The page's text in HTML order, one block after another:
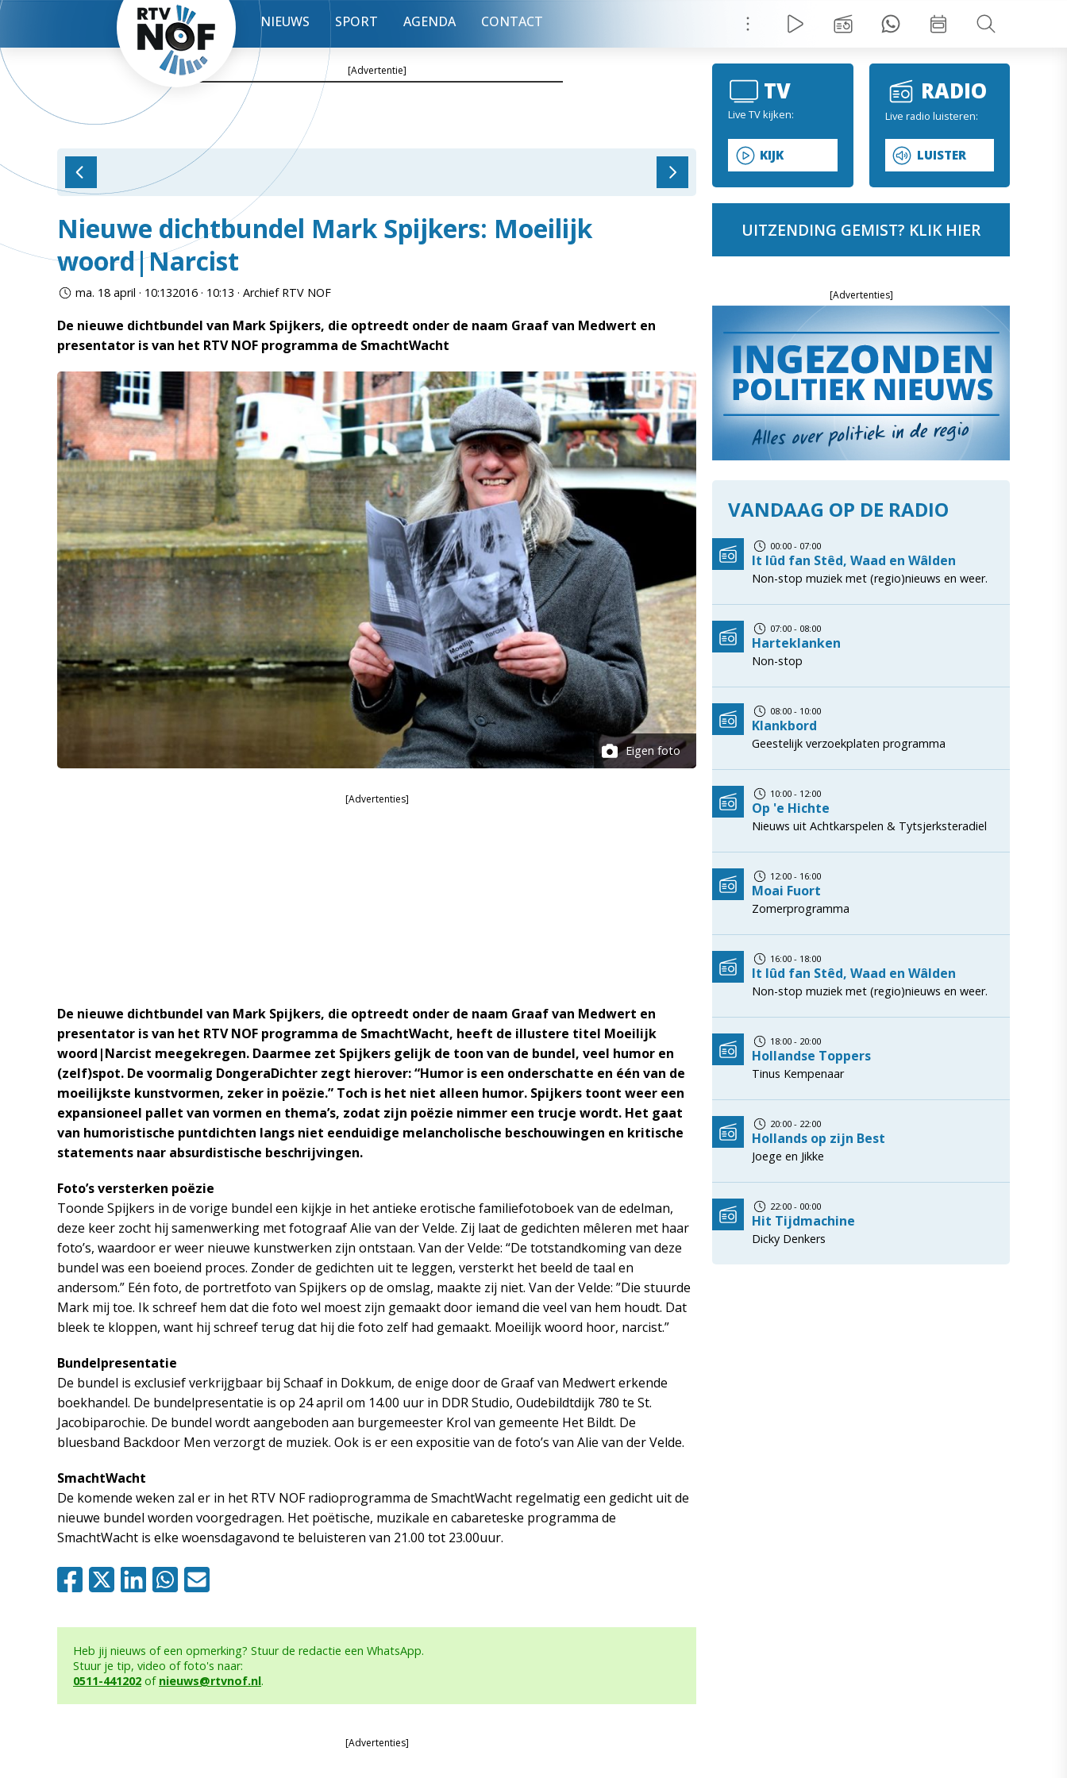
NIEUWS SPORT AGENDA CONTACT
[Advertentie]
Nieuwe dichtbundel Mark Spijkers: Moeilijk
woord|Narcist
ma. 18 april · 10:132016 · 10:13 · Archief RTV NOF
De nieuwe dichtbundel van Mark Spijkers, die optreedt onder de naam Graaf van Medwert en
presentator is van het RTV NOF programma de SmachtWacht
Eigen foto
[Advertenties]
De nieuwe dichtbundel van Mark Spijkers, die optreedt onder de naam Graaf van Medwert en
presentator is van het RTV NOF programma de SmachtWacht, heeft de illustere titel Moeilijk
woord|Narcist meegekregen. Daarmee zet Spijkers gelijk de toon van de bundel, veel humor en
(zelf)spot. De voormalig DongeraDichter zegt hierover: “Humor is een onderschatte en één van de
moeilijkste kunstvormen, zeker in poëzie.” Toch is het niet alleen humor. Spijkers toont weer een
expansioneel pallet van vormen en thema’s, zodat zijn poëzie nimmer een trucje wordt. Het gaat
van humoristische puntdichten langs niet eenduidige melancholische beschouwingen en kritische
statements naar absurdistische beschrijvingen.
Foto’s versterken poëzie
Toonde Spijkers in de vorige bundel een kijkje in het antieke erotische familiefotoboek van de edelman,
deze keer zocht hij samenwerking met fotograaf Alie van der Velde. Zij laat de gedichten mêleren met haar
foto’s, waardoor er weer nieuwe kunstwerken zijn ontstaan. Van der Velde: “De totstandkoming van deze
bundel was een boeiend proces. Zonder de gedichten uit te leggen, versterkt het beeld de taal en
andersom.” Eén foto, de portretfoto van Spijkers op de omslag, maakte zij niet. Van der Velde: ”Die stuurde
Mark mij toe. Ik schreef hem dat die foto wel moest zijn gemaakt door iemand die veel van hem houdt. Dat
bleek te kloppen, want hij schreef terug dat hij die foto zelf had gemaakt. Moeilijk woord hoor, narcist.”
Bundelpresentatie
De bundel is exclusief verkrijgbaar bij Schaaf in Dokkum, de enige door de Graaf van Medwert erkende
boekhandel. De bundelpresentatie is op 24 april om 14.00 uur in DDR Studio, Oudebildtdijk 780 te St.
Jacobiparochie. De bundel wordt aangeboden aan burgemeester Krol van gemeente Het Bildt. De
bluesband Backdoor Men verzorgt de muziek. Ook is er een expositie van de foto’s van Alie van der Velde.
SmachtWacht
De komende weken zal er in het RTV NOF radioprogramma de SmachtWacht regelmatig een gedicht uit de
nieuwe bundel worden voorgedragen. Het poëtische, muzikale en cabareteske programma de
SmachtWacht is elke woensdagavond te beluisteren van 21.00 tot 23.00uur.
Heb jij nieuws of een opmerking? Stuur de redactie een WhatsApp.
Stuur je tip, video of foto's naar:
0511-441202 of nieuws@rtvnof.nl.
[Advertenties]
TV
Live TV kijken:
KIJK
RADIO
Live radio luisteren:
LUISTER
UITZENDING GEMIST? KLIK HIER
[Advertenties]
VANDAAG OP DE RADIO
00:00 - 07:00
It lûd fan Stêd, Waad en Wâlden
Non-stop muziek met (regio)nieuws en weer.
07:00 - 08:00
Harteklanken
Non-stop
08:00 - 10:00
Klankbord
Geestelijk verzoekplaten programma
10:00 - 12:00
Op 'e Hichte
Nieuws uit Achtkarspelen & Tytsjerksteradiel
12:00 - 16:00
Moai Fuort
Zomerprogramma
16:00 - 18:00
It lûd fan Stêd, Waad en Wâlden
Non-stop muziek met (regio)nieuws en weer.
18:00 - 20:00
Hollandse Toppers
Tinus Kempenaar
20:00 - 22:00
Hollands op zijn Best
Joege en Jikke
22:00 - 00:00
Hit Tijdmachine
Dicky Denkers